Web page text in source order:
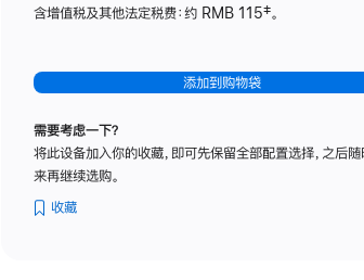
含增值税及其他法定税费：约 RMB 115‡。
添加到购物袋
需要考虑一下？
将此设备加入你的收藏，即可先保留全部配置选择，之后随
来再继续选购。
收藏